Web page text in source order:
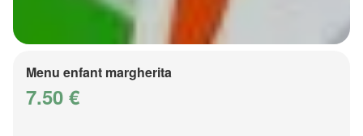
Menu enfant margherita
7.50 €